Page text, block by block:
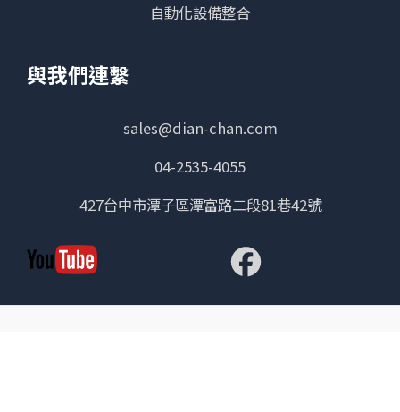
自動化設備整合
與我們連繫
sales@dian-chan.com
04-2535-4055
427台中市潭子區潭富路二段81巷42號